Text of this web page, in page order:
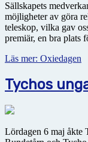
Sällskapets
möjligheter av göra
teleskop, vilka gav
premiär, en bra plats
Läs mer: Oxiedagen
Tychos
Lördagen 6 maj åkte